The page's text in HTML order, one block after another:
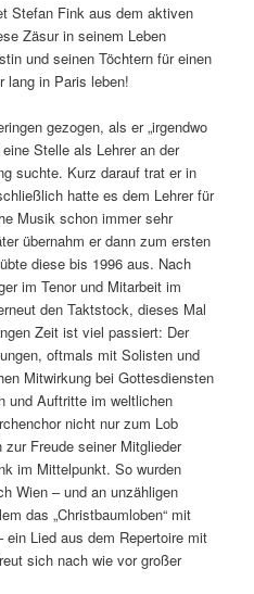
Stefan Fink aus dem aktiven
Zäsur in seinem Leben
und seinen Töchtern für einen
lang in Paris leben!
gezogen, als er „irgendwo
Stelle als Lehrer an der
suchte. Kurz darauf trat er in
hatte es dem Lehrer für
Musik schon immer sehr
übernahm er dann zum ersten
diese bis 1996 aus. Nach
im Tenor und Mitarbeit im
den Taktstock, dieses Mal
Zeit ist viel passiert: Der
oftmals mit Solisten und
Mitwirkung bei Gottesdiensten
und Auftritte im weltlichen
nicht nur zum Lob
Freude seiner Mitglieder
im Mittelpunkt. So wurden
Wien – und an unzähligen
das „Christbaumloben“ mit
ein Lied aus dem Repertoire mit
sich nach wie vor großer